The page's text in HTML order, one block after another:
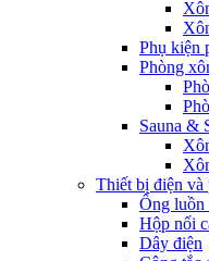
Phụ kiện
Phòng
Sauna &
Thiết bị điện và
Ống luồn
Hộp nối
Dây điện